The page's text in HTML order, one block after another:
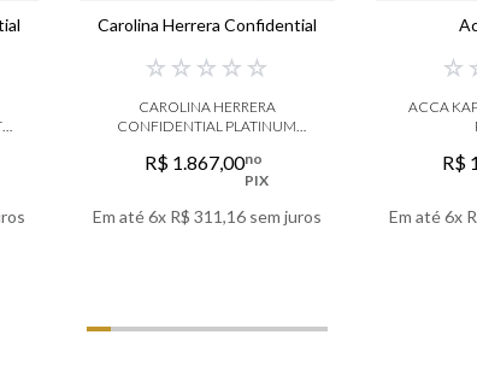
Carolina Herrera Confidential
☆ ☆ ☆ ☆ ☆
CAROLINA HERRERA
CONFIDENTIAL PLATINUM
R$ 1.867,00no
PIX
Em até6x R$ 311,16sem juros
☆
ACCA
R$ 1
Em até6x